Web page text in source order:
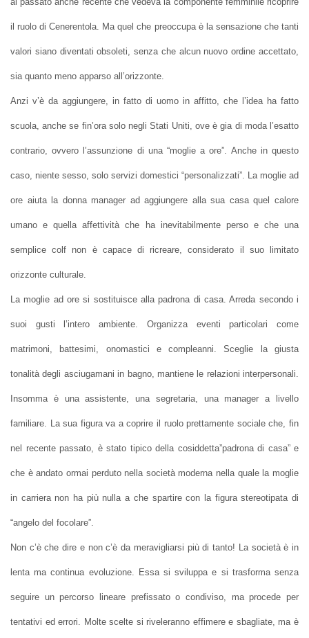
il ruolo di Cenerentola. Ma quel che preoccupa è la sensazione che tanti
valori siano diventati obsoleti, senza che alcun nuovo ordine accettato,
sia quanto meno apparso all’orizzonte.
Anzi v’è da aggiungere, in fatto di uomo in affitto, che l’idea ha fatto
scuola, anche se fin’ora solo negli Stati Uniti, ove è gia di moda l’esatto
contrario, ovvero l’assunzione di una “moglie a ore”. Anche in questo
caso, niente sesso, solo servizi domestici “personalizzati”. La moglie ad
ore aiuta la donna manager ad aggiungere alla sua casa quel calore
umano e quella affettività che ha inevitabilmente perso e che una
semplice colf non è capace di ricreare, considerato il suo limitato
orizzonte culturale.
La moglie ad ore si sostituisce alla padrona di casa. Arreda secondo i
suoi gusti l’intero ambiente. Organizza eventi particolari come
matrimoni, battesimi, onomastici e compleanni. Sceglie la giusta
tonalità degli asciugamani in bagno, mantiene le relazioni interpersonali.
Insomma è una assistente, una segretaria, una manager a livello
familiare. La sua figura va a coprire il ruolo prettamente sociale che, fin
nel recente passato, è stato tipico della cosiddetta”padrona di casa” e
che è andato ormai perduto nella società moderna nella quale la moglie
in carriera non ha più nulla a che spartire con la figura stereotipata di
“angelo del focolare”.
Non c’è che dire e non c’è da meravigliarsi più di tanto! La società è in
lenta ma continua evoluzione. Essa si sviluppa e si trasforma senza
seguire un percorso lineare prefissato o condiviso, ma procede per
tentativi ed errori. Molte scelte si riveleranno effimere e sbagliate, ma è